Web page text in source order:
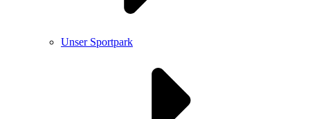
Unser Sportpark